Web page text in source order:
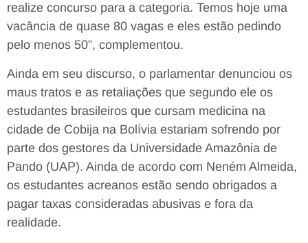
realize concurso para a categoria. Temos hoje uma
vacância de quase 80 vagas e eles estão pedindo
pelo menos 50”, complementou.
Ainda em seu discurso, o parlamentar denunciou os
maus tratos e as retaliações que segundo ele os
estudantes brasileiros que cursam medicina na
cidade de Cobija na Bolívia estariam sofrendo por
parte dos gestores da Universidade Amazônia de
Pando (UAP). Ainda de acordo com Neném Almeida,
os estudantes acreanos estão sendo obrigados a
pagar taxas consideradas abusivas e fora da
realidade.